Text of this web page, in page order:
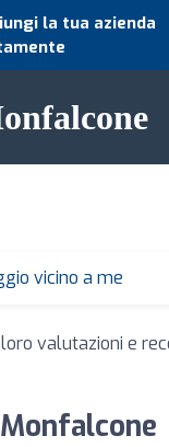
la tua azienda
vicino a me
valutazioni e